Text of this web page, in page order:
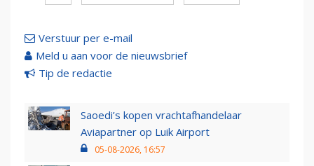
Verstuur per e-mail
Meld u aan voor de nieuwsbrief
Tip de redactie
Saoedi’s kopen vrachtafhandelaar
Aviapartner op Luik Airport
05-08-2026, 16:57